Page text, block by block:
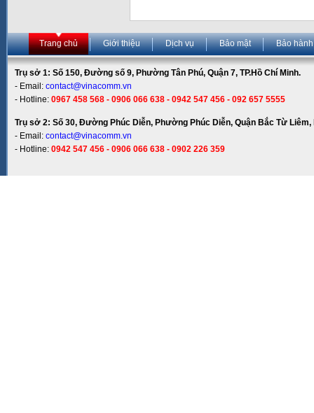
Trang chủ Giới thiệu Dịch vụ Bảo mật Bảo hành
Trụ sở 1: Số 150, Đường số 9, Phường Tân Phú, Quận 7, TP.Hồ Chí Minh.
- Email: contact@vinacomm.vn
- Hotline: 0967 458 568 - 0906 066 638 - 0942 547 456 - 092 657 5555
Trụ sở 2: Số 30, Đường Phúc Diễn, Phường Phúc Diễn, Quận Bắc Từ Liêm,
- Email: contact@vinacomm.vn
- Hotline: 0942 547 456 - 0906 066 638 - 0902 226 359